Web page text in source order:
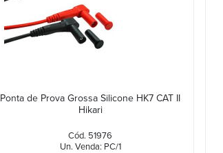
Ponta de Prova Grossa Silicone HK7 CAT II
Hikari
Cód. 51976
Un. Venda: PC/1